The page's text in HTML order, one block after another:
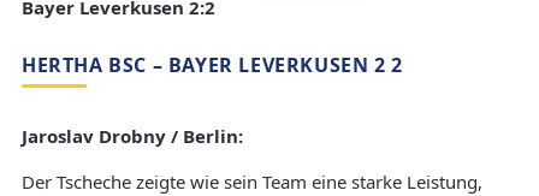
Bayer Leverkusen 2:2
HERTHA BSC – BAYER LEVERKUSEN 2 2
Jaroslav Drobny / Berlin:
Der Tscheche zeigte wie sein Team eine starke Leistung,